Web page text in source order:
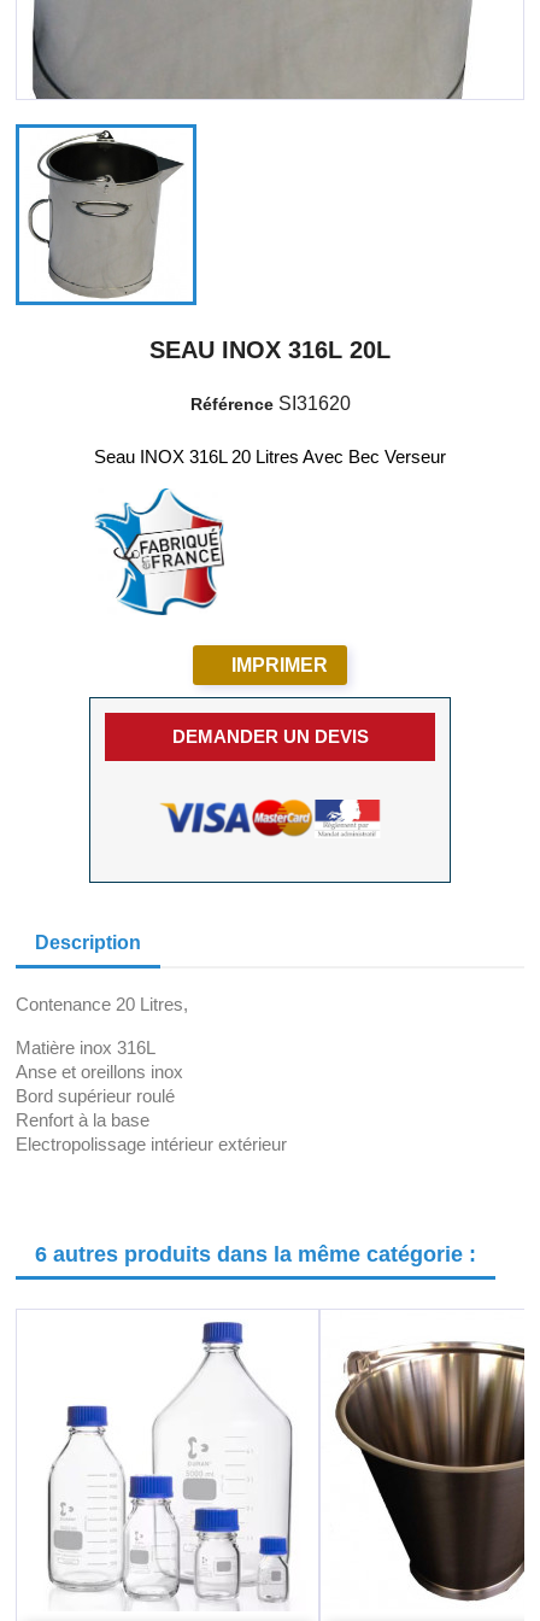
SEAU INOX 316L 20L
Référence SI31620
Seau INOX 316L 20 Litres Avec Bec Verseur
IMPRIMER
DEMANDER UN DEVIS
Description
Contenance 20 Litres,
Matière inox 316L
Anse et oreillons inox
Bord supérieur roulé
Renfort à la base
Electropolissage intérieur extérieur
6 autres produits dans la même catégorie :